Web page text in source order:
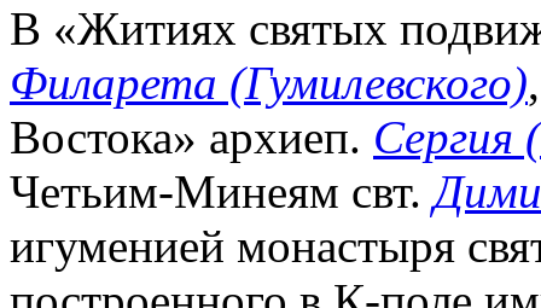
В «Житиях святых
Филарета (Гумилевского)
Востока» архиеп. Сергия
Четьим-Минеям свт.
игуменией монастыря